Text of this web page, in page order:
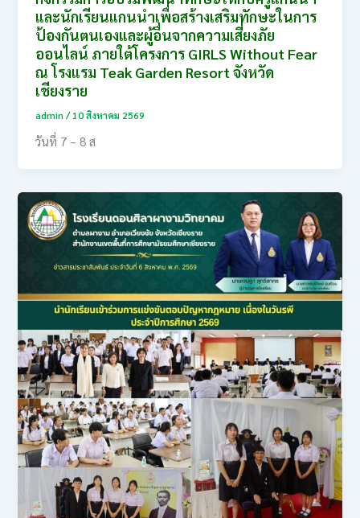
และนักเรียนแกนนําเพื่อสร้างเสริมทักษะในการ
ป้องกันตนเองและผู้อื่นจากความเสี่ยงภัย
ออนไลน์ ภายใต้โครงการ GIRLS Without Fear
ณ โรงแรม Teak Garden Resort จังหวัด
เชียงราย
admin/10 สิงหาคม 2569
วันที่ 7 – 8 ส